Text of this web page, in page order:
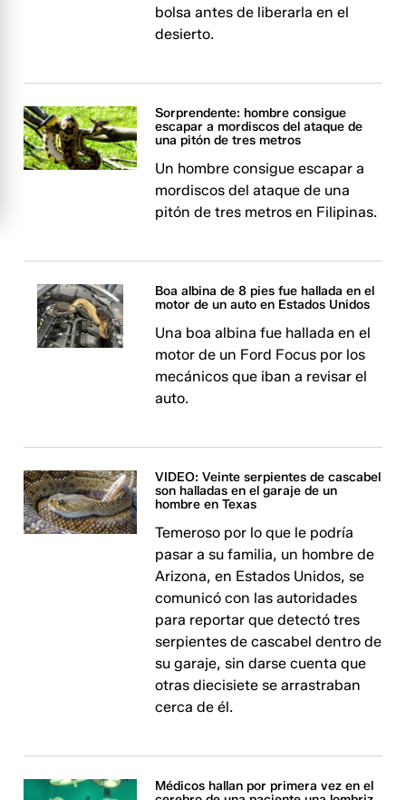
bolsa antes de liberarla en el
desierto.
Sorprendente: hombre consigue
escapar a mordiscos del ataque de
una pitón de tres metros
Un hombre consigue escapar a
mordiscos del ataque de una
pitón de tres metros en Filipinas.
Boa albina de 8 pies fue hallada en el
motor de un auto en Estados Unidos
Una boa albina fue hallada en el
motor de un Ford Focus por los
mecánicos que iban a revisar el
auto.
VIDEO: Veinte serpientes de cascabel
son halladas en el garaje de un
hombre en Texas
Temeroso por lo que le podría
pasar a su familia, un hombre de
Arizona, en Estados Unidos, se
comunicó con las autoridades
para reportar que detectó tres
serpientes de cascabel dentro de
su garaje, sin darse cuenta que
otras diecisiete se arrastraban
cerca de él.
Médicos hallan por primera vez en el